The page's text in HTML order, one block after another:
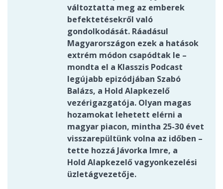
változtatta meg az emberek
befektetésekről való
gondolkodását. Ráadásul
Magyarországon ezek a hatások
extrém módon csapódtak le –
mondta el a Klasszis Podcast
legújabb epizódjában Szabó
Balázs, a Hold Alapkezelő
vezérigazgatója. Olyan magas
hozamokat lehetett elérni a
magyar piacon, mintha 25-30 évet
visszarepültünk volna az időben –
tette hozzá Jávorka Imre, a
Hold Alapkezelő vagyonkezelési
üzletágvezetője.